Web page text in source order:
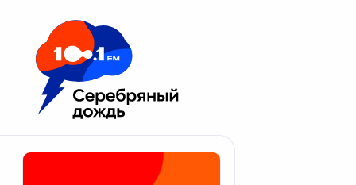
Москва 100.1 FM
Апатиты